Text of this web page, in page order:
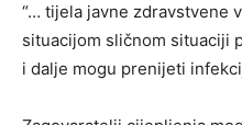
“… tijela javne zdravstvene
situacijom sličnom situaciji
i dalje mogu prenijeti